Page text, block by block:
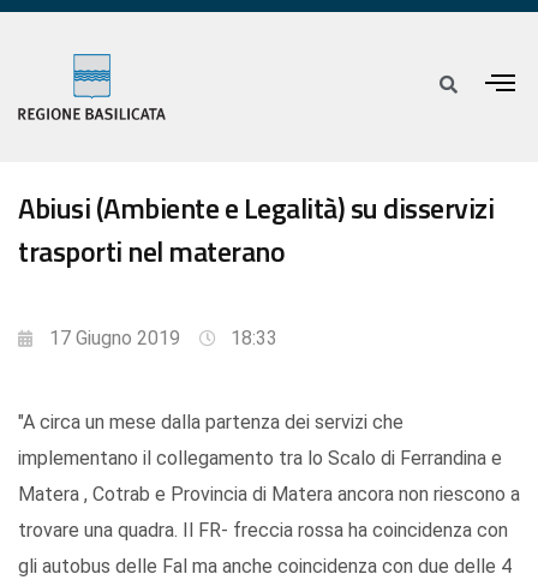
Abiusi (Ambiente e Legalità) su disservizi
trasporti nel materano
17 Giugno 2019 18:33
"A circa un mese dalla partenza dei servizi che
implementano il collegamento tra lo Scalo di Ferrandina e
Matera , Cotrab e Provincia di Matera ancora non riescono a
trovare una quadra. Il FR- freccia rossa ha coincidenza con
gli autobus delle Fal ma anche coincidenza con due delle 4